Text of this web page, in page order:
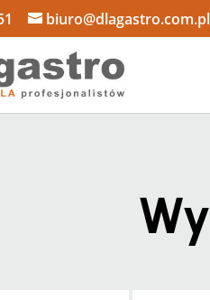
biuro@dlagastro.com.pl